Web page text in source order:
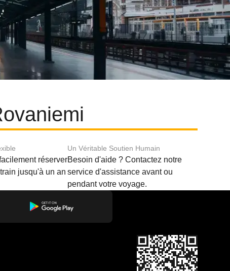
réserver
jusqu'à un an
Un Véritable Soutien Humain
Besoin d'aide ? Contactez notre
service d'assistance avant ou
pendant votre voyage.